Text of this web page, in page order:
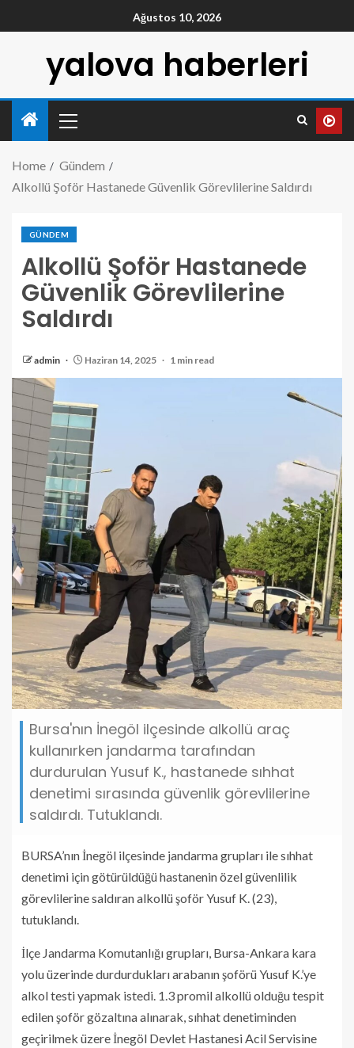
Ağustos 10, 2026
yalova haberleri
Home
Gündem
Alkollü Şoför Hastanede Güvenlik Görevlilerine Saldırdı
GÜNDEM
Alkollü Şoför Hastanede
Güvenlik Görevlilerine
Saldırdı
admin Haziran 14, 2025 1 min read
Bursa'nın İnegöl ilçesinde alkollü araç
kullanırken jandarma tarafından
durdurulan Yusuf K., hastanede sıhhat
denetimi sırasında güvenlik görevlilerine
saldırdı. Tutuklandı.
BURSA’nın İnegöl ilçesinde jandarma grupları ile sıhhat
denetimi için götürüldüğü hastanenin özel güvenlilik
görevlilerine saldıran alkollü şoför Yusuf K. (23),
tutuklandı.
İlçe Jandarma Komutanlığı grupları, Bursa-Ankara kara
yolu üzerinde durdurdukları arabanın şoförü Yusuf K.’ye
alkol testi yapmak istedi. 1.3 promil alkollü olduğu tespit
edilen şoför gözaltına alınarak, sıhhat denetiminden
geçirilmek üzere İnegöl Devlet Hastanesi Acil Servisine